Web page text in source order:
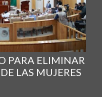
PARA ELIMINAR
LAS MUJERES